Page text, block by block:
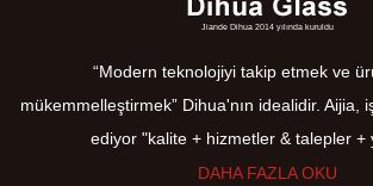
Jiande Dihua 2014 yılında kuruldu
“Modern teknolojiyi takip etmek ve
mükemmelleştirmek” Dihua'nın idealidir. Aijia,
ediyor "kalite + hizmetler & talepler +
DAHA FAZLA OKU